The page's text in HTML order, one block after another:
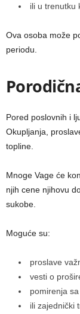
ili u trenutku
Ova osoba može
periodu.
Pored poslovnih i
Okupljanja,
topline.
Mnoge Vage će
njih cene njihovu
sukobe.
Moguće su:
proslave
vesti o
pomirenja
ili zajednički